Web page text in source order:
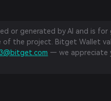
or generated by AI and is
the project. Bitget Wallet
— we appreciate